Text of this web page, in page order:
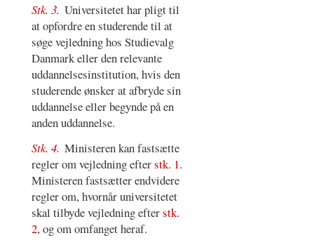
Stk. 3. Universitetet har pligt til
at opfordre en studerende til at
søge vejledning hos Studievalg
Danmark eller den relevante
uddannelsesinstitution, hvis den
studerende ønsker at afbryde sin
uddannelse eller begynde på en
anden uddannelse.
Stk. 4. Ministeren kan fastsætte
regler om vejledning efterstk. 1.
Ministeren fastsætter endvidere
regler om, hvornår universitetet
skal tilbyde vejledning efterstk.
2, og om omfanget heraf.